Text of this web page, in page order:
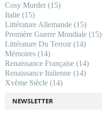
NEWSLETTER
Cosy Murder(15)
Italie (15)
Littérature Allemande (15)
Première Guerre Mondiale (15)
Littérature Du Terroir(14)
Mémoires (14)
Renaissance Française (14)
Renaissance Italienne (14)
Xvème Siècle (14)